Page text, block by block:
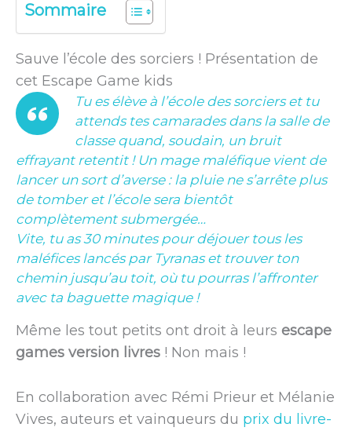
Sommaire
Sauve l’école des sorciers ! Présentation de
cet Escape Game kids
Tu es élève à l’école des sorciers et tu
attends tes camarades dans la salle de
classe quand, soudain, un bruit
effrayant retentit ! Un mage maléfique vient de
lancer un sort d’averse : la pluie ne s’arrête plus
de tomber et l’école sera bientôt
complètement submergée…
Vite, tu as 30 minutes pour déjouer tous les
maléfices lancés par Tyranas et trouver ton
chemin jusqu’au toit, où tu pourras l’affronter
avec ta baguette magique !
Même les tout petits ont droit à leurs escape
games version livres ! Non mais !
En collaboration avec Rémi Prieur et Mélanie
Vives, auteurs et vainqueurs du prix du livre-